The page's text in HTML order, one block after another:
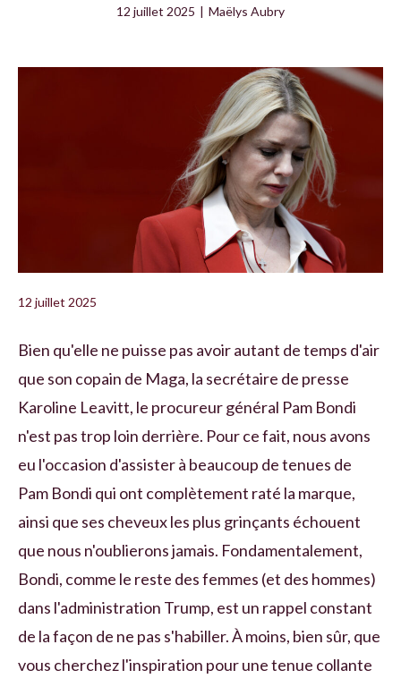
12 juillet 2025 | Maëlys Aubry
12 juillet 2025
Bien qu'elle ne puisse pas avoir autant de temps d'air
que son copain de Maga, la secrétaire de presse
Karoline Leavitt, le procureur général Pam Bondi
n'est pas trop loin derrière. Pour ce fait, nous avons
eu l'occasion d'assister à beaucoup de tenues de
Pam Bondi qui ont complètement raté la marque,
ainsi que ses cheveux les plus grinçants échouent
que nous n'oublierons jamais. Fondamentalement,
Bondi, comme le reste des femmes (et des hommes)
dans l'administration Trump, est un rappel constant
de la façon de ne pas s'habiller. À moins, bien sûr, que
vous cherchez l'inspiration pour une tenue collante